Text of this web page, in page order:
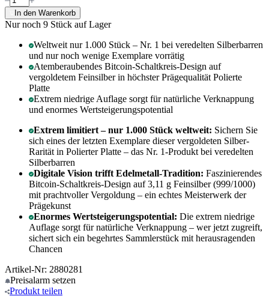
In den Warenkorb
Nur noch 9 Stück auf Lager
Weltweit nur 1.000 Stück – Nr. 1 bei veredelten Silberbarren
und nur noch wenige Exemplare vorrätig
Atemberaubendes Bitcoin-Schaltkreis-Design auf
vergoldetem Feinsilber in höchster Prägequalität Polierte
Platte
Extrem niedrige Auflage sorgt für natürliche Verknappung
und enormes Wertsteigerungspotential
Extrem limitiert – nur 1.000 Stück weltweit: Sichern Sie
sich eines der letzten Exemplare dieser vergoldeten Silber-
Rarität in Polierter Platte – das Nr. 1-Produkt bei veredelten
Silberbarren
Digitale Vision trifft Edelmetall-Tradition: Faszinierendes
Bitcoin-Schaltkreis-Design auf 3,11 g Feinsilber (999/1000)
mit prachtvoller Vergoldung – ein echtes Meisterwerk der
Prägekunst
Enormes Wertsteigerungspotential: Die extrem niedrige
Auflage sorgt für natürliche Verknappung – wer jetzt zugreift,
sichert sich ein begehrtes Sammlerstück mit herausragenden
Chancen
Artikel-Nr: 2880281
Preisalarm setzen
Produkt teilen